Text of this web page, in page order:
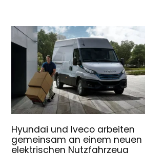
Hyundai und Iveco arbeiten
gemeinsam an einem neuen
elektrischen Nutzfahrzeug